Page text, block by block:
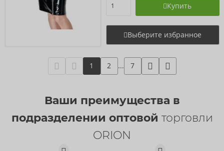
Купить
Выберите избранное
1 2 ... 7
Ваши преимущества в
подразделении оптовой торговли
ORION